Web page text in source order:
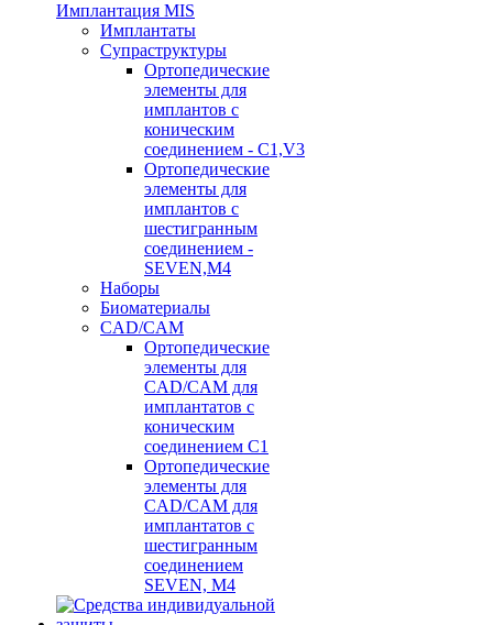
Имплантация MIS
Имплантаты
Супраструктуры
Ортопедические
элементы для
имплантов с
коническим
соединением - C1,V3
Ортопедические
элементы для
имплантов с
шестигранным
соединением -
SEVEN,M4
Наборы
Биоматериалы
CAD/CAM
Ортопедические
элементы для
CAD/CAM для
имплантатов с
коническим
соединением С1
Ортопедические
элементы для
CAD/CAM для
имплантатов с
шестигранным
соединением
SEVEN, М4